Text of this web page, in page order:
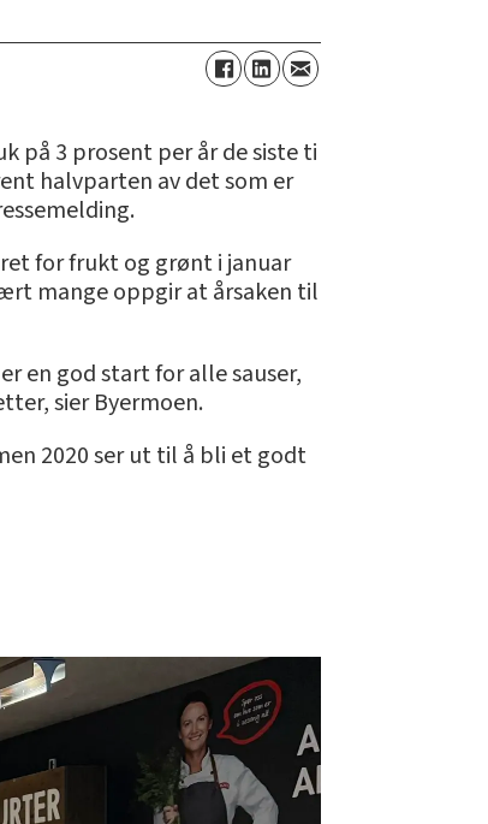
på 3 prosent per år de siste ti
halvparten av det som er
for frukt og grønt i januar
mange oppgir at årsaken til
en god start for alle sauser,
sier Byermoen.
2020 ser ut til å bli et godt